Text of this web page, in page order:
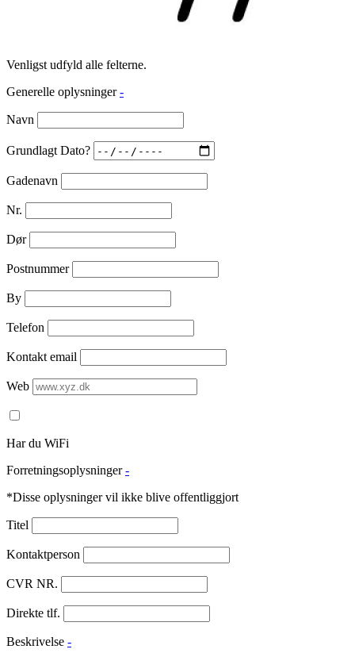
Venligst udfyld alle felterne.
Generelle oplysninger -
Navn
Grundlagt Dato?
Gadenavn
Nr.
Dør
Postnummer
By
Telefon
Kontakt email
Web
Har du WiFi
Forretningsoplysninger -
*Disse oplysninger vil ikke blive offentliggjort
Titel
Kontaktperson
CVR NR.
Direkte tlf.
Beskrivelse -